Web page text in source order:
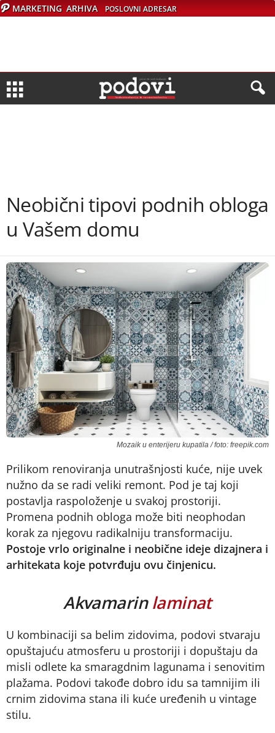
MARKETING ARHIVA POSLOVNI ADRESAR
Neobični tipovi podnih obloga
u Vašem domu
Mozaik u enterijeru kupatila / foto: freepik.com
Prilikom renoviranja unutrašnjosti kuće, nije uvek
nužno da se radi veliki remont. Pod je taj koji
postavlja raspoloženje u svakoj prostoriji.
Promena podnih obloga može biti neophodan
korak za njegovu radikalniju transformaciju.
Postoje vrlo originalne i neobične ideje dizajnera i
arhitekata koje potvrđuju ovu činjenicu.
Akvamarinlaminat
U kombinaciji sa belim zidovima, podovi stvaraju
opuštajuću atmosferu u prostoriji i dopuštaju da
misli odlete ka smaragdnim lagunama i senovitim
plažama. Podovi takođe dobro idu sa tamnijim ili
crnim zidovima stana ili kuće uređenih u vintage
stilu.